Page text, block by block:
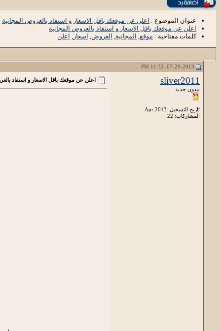
عنوان الموضوع : اعلن عن موقعك باقل الاسعار و استفاد بالعروض المجانية
اعلن عن موقعك باقل الاسعار و استفاد بالعروض المجانية
كلمات مفتاحية : موقع, المجانية, العروض, اسعار , اعلن
sliver2011
مدون جديد
تاريخ التسجيل: Apr 2013
المشاركات: 22
اعلن عن موقعك باقل الاسعار و استفاد